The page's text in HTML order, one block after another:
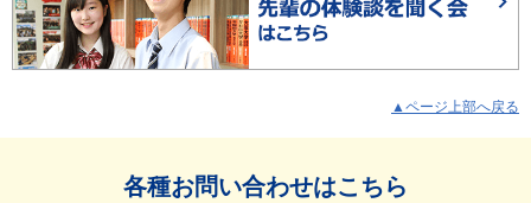
▲ページ上部へ戻る
各種お問い合わせはこちら